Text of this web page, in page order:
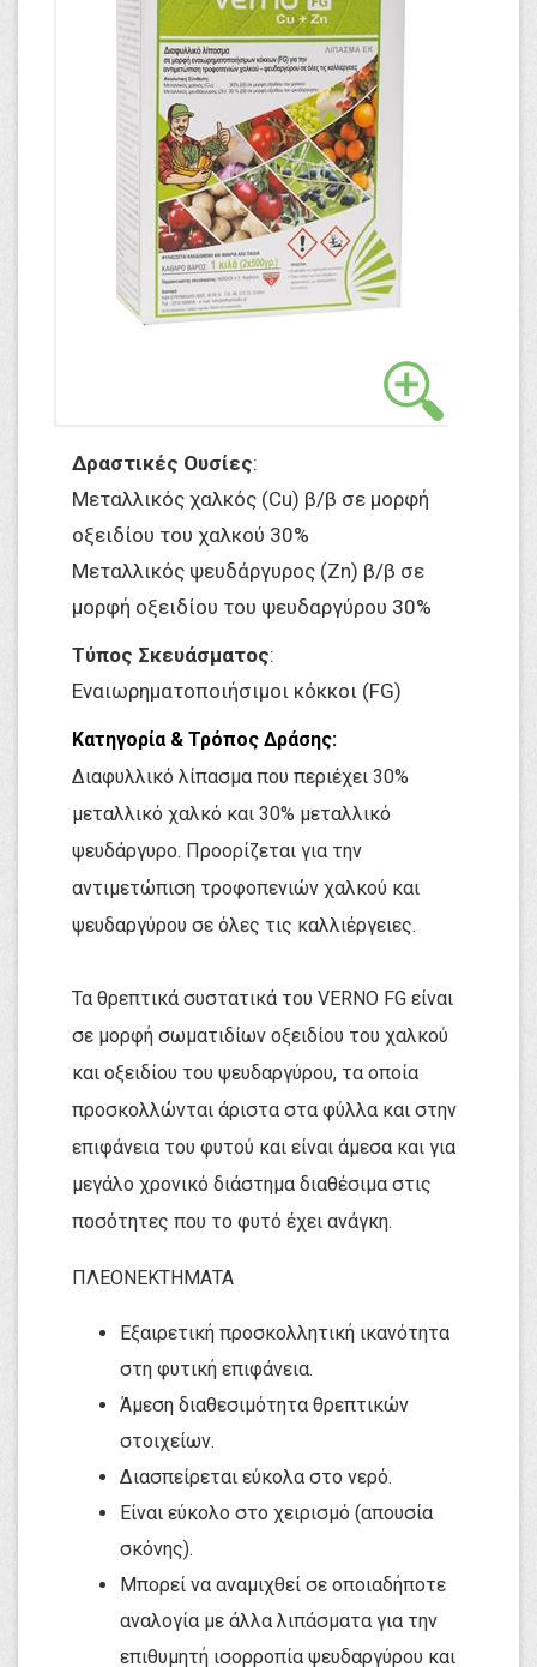
Δραστικές Ουσίες:
Μεταλλικός χαλκός (Cu) β/β σε μορφή
οξειδίου του χαλκού 30%
Μεταλλικός ψευδάργυρος (Zn) β/β σε
μορφή οξειδίου του ψευδαργύρου 30%
Τύπος Σκευάσματος:
Εναιωρηματοποιήσιμοι κόκκοι (FG)
Κατηγορία & Τρόπος Δράσης:
Διαφυλλικό λίπασμα που περιέχει 30%
μεταλλικό χαλκό και 30% μεταλλικό
ψευδάργυρο. Προορίζεται για την
αντιμετώπιση τροφοπενιών χαλκού και
ψευδαργύρου σε όλες τις καλλιέργειες.
Τα θρεπτικά συστατικά του VERNO FG είναι
σε μορφή σωματιδίων οξειδίου του χαλκού
και οξειδίου του ψευδαργύρου, τα οποία
προσκολλώνται άριστα στα φύλλα και στην
επιφάνεια του φυτού και είναι άμεσα και για
μεγάλο χρονικό διάστημα διαθέσιμα στις
ποσότητες που το φυτό έχει ανάγκη.
ΠΛΕΟΝΕΚΤΗΜΑΤΑ
Εξαιρετική προσκολλητική ικανότητα
στη φυτική επιφάνεια.
Άμεση διαθεσιμότητα θρεπτικών
στοιχείων.
Διασπείρεται εύκολα στο νερό.
Είναι εύκολο στο χειρισμό (απουσία
σκόνης).
Μπορεί να αναμιχθεί σε οποιαδήποτε
αναλογία με άλλα λιπάσματα για την
επιθυμητή ισορροπία ψευδαργύρου και